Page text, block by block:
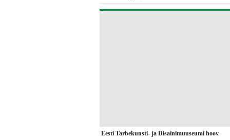
Eesti Tarbekunsti- ja Disainimuuseumi hoov